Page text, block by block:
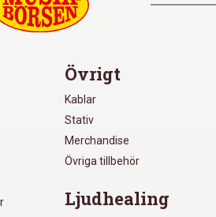
Övrigt
Kablar
Stativ
Merchandise
Övriga tillbehör
Ljudhealing